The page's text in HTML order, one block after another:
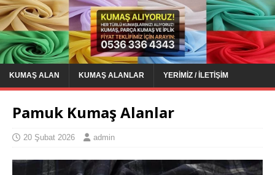
KUMAŞ ALAN KUMAŞ ALANLAR YERIMIZ / İLETIŞIM
Pamuk Kumaş Alanlar
20 Şubat 2026 admin